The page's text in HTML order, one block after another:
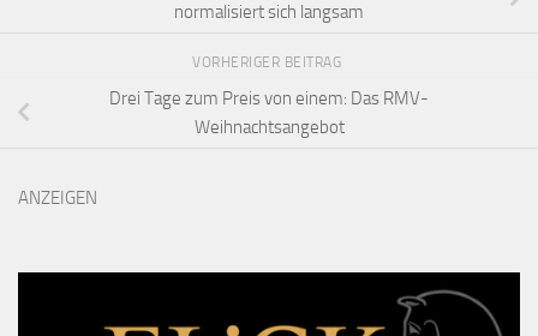
normalisiert sich langsam
VORHERIGER BEITRAG
Drei Tage zum Preis von einem: Das RMV-
Weihnachtsangebot
ANZEIGEN